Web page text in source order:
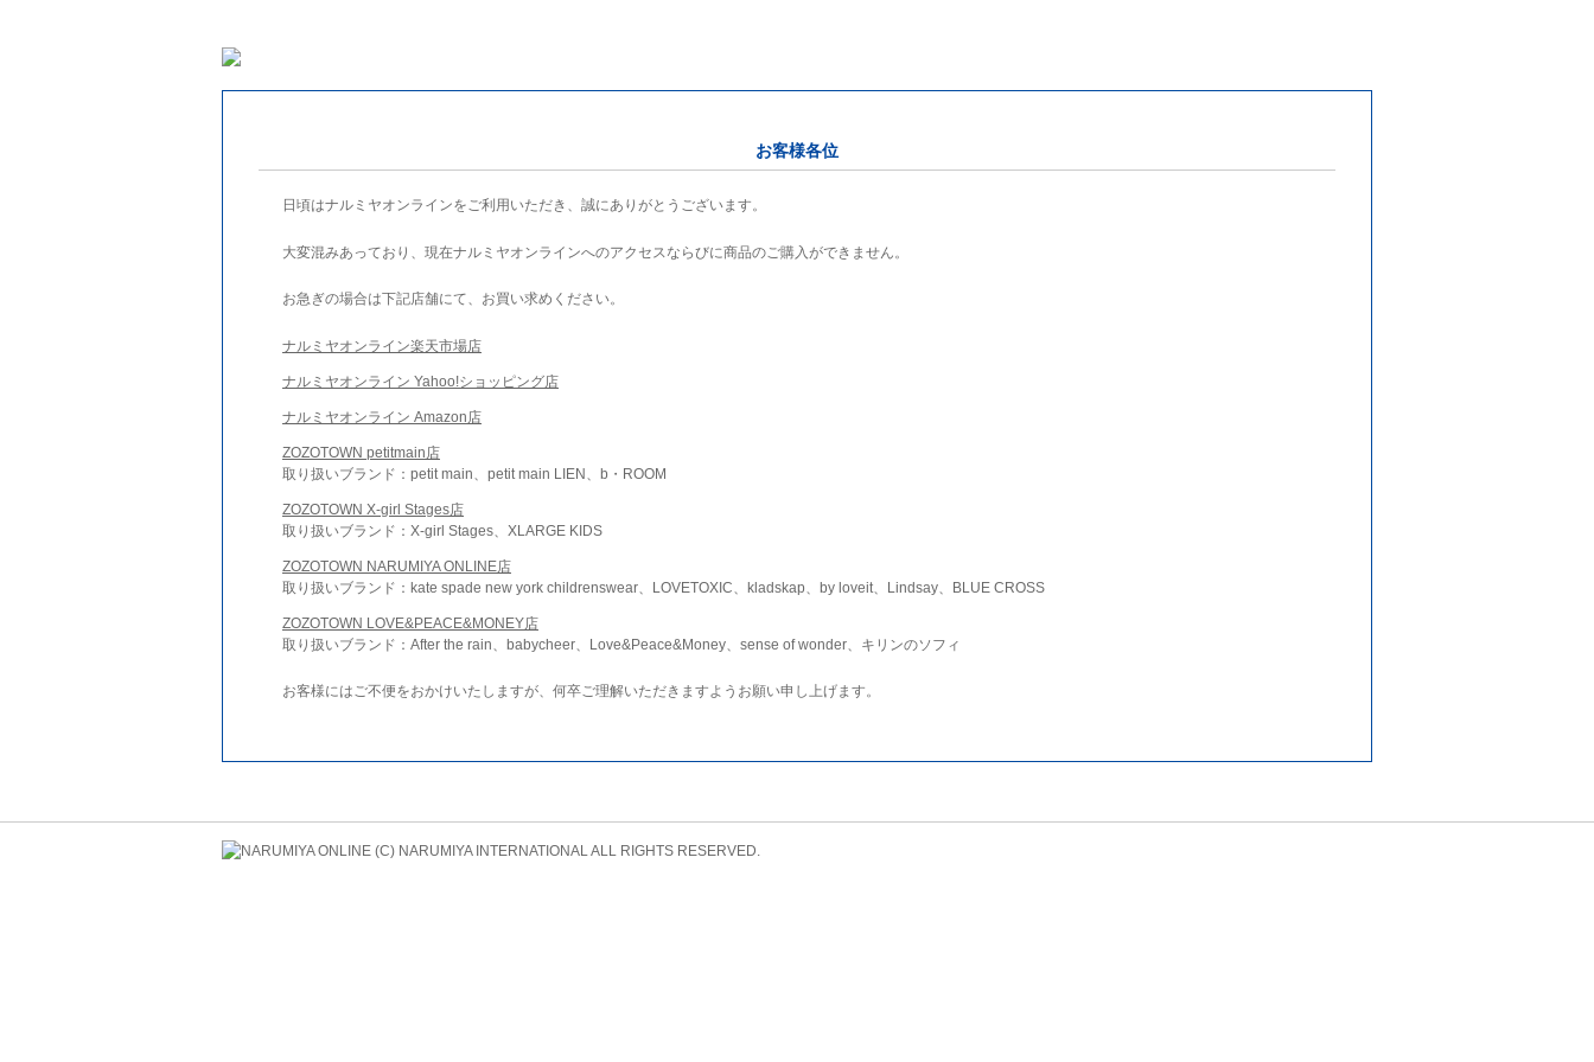
お客様各位
日頃はナルミヤオンラインをご利用いただき、誠にありがとうございます。
大変混みあっており、現在ナルミヤオンラインへのアクセスならびに商品のご購入ができません。
お急ぎの場合は下記店舗にて、お買い求めください。
ナルミヤオンライン楽天市場店
ナルミヤオンライン Yahoo!ショッピング店
ナルミヤオンライン Amazon店
ZOZOTOWN petitmain店
取り扱いブランド：petit main、petit main LIEN、b・ROOM
ZOZOTOWN X-girl Stages店
取り扱いブランド：X-girl Stages、XLARGE KIDS
ZOZOTOWN NARUMIYA ONLINE店
取り扱いブランド：kate spade new york childrenswear、LOVETOXIC、kladskap、by loveit、Lindsay、BLUE CROSS
ZOZOTOWN LOVE&PEACE&MONEY店
取り扱いブランド：After the rain、babycheer、Love&Peace&Money、sense of wonder、キリンのソフィ
お客様にはご不便をおかけいたしますが、何卒ご理解いただきますようお願い申し上げます。